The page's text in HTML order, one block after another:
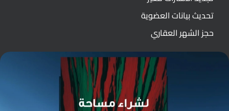
تحديث بيانات العضوية
حجز الشهر العقاري